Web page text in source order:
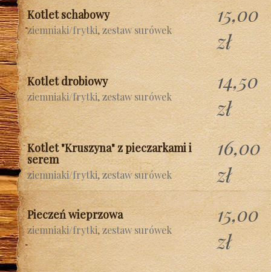
Kotlet schabowy
ziemniaki/frytki, zestaw surówek
15,00
zł
Kotlet drobiowy
ziemniaki/frytki, zestaw surówek
14,50
zł
Kotlet "Kruszyna" z pieczarkami i
serem
ziemniaki/frytki, zestaw surówek
16,00
zł
Pieczeń wieprzowa
ziemniaki/frytki, zestaw surówek
15,00
zł